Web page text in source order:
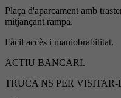
Plaça d'aparcament amb
mitjançant rampa.
Fàcil accès i maniobrabilitat.
ACTIU BANCARI.
TRUCA'NS PER VISITAR-